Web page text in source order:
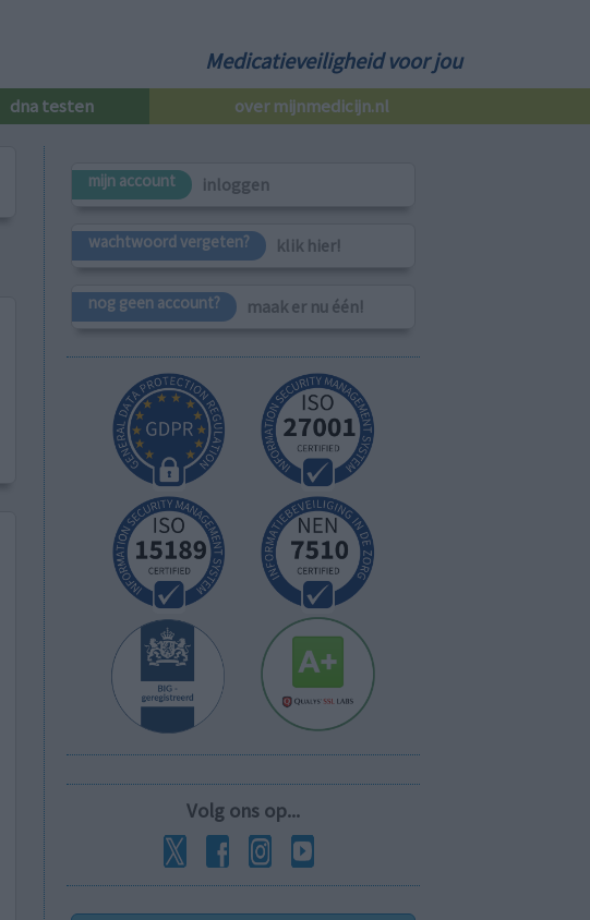
Medicatieveiligheid voor jou
dna testen over mijnmedicijn.nl
mijn account inloggen
wachtwoord vergeten? klik hier!
nog geen account? maak er nu één!
Volg ons op...